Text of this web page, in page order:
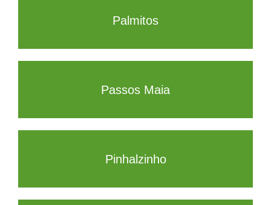
Palmitos
Passos Maia
Pinhalzinho